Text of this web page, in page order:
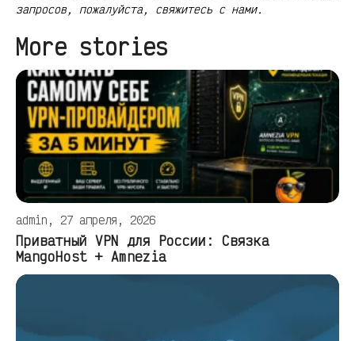
запросов, пожалуйста, свяжитесь с нами.
More stories
admin, 27 апреля, 2026
Приватный VPN для России: Связка
MangoHost + Amnezia